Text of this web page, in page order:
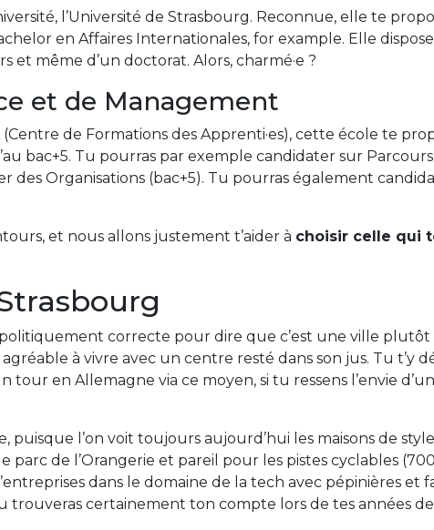
l’Université de Strasbourg. Reconnue, elle te
en Affaires Internationales, for example. Elle
et même d’un doctorat. Alors, charmé·e ?
et de Management
de Formations des Apprenti·es), cette école te
bac+5. Tu pourras par exemple candidater sur
Organisations (bac+5). Tu pourras également
et nous allons justement t’aider à choisir celle qui
politiquement correcte pour dire que c’est une ville
à vivre avec un centre resté dans son jus. Tu t’y
en Allemagne via ce moyen, si tu ressens l’envie
l’on voit toujours aujourd’hui les maisons de
de l’Orangerie et pareil pour les pistes cyclables
dans le domaine de la tech avec pépinières et
trouveras certainement ton compte lors de tes années